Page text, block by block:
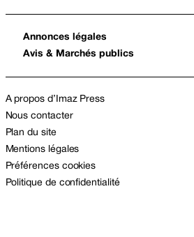
Annonces légales
Avis & Marchés publics
A propos d’Imaz Press
Nous contacter
Plan du site
Mentions légales
Préférences cookies
Politique de confidentialité